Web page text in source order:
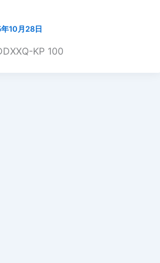
10月28日
KP 100